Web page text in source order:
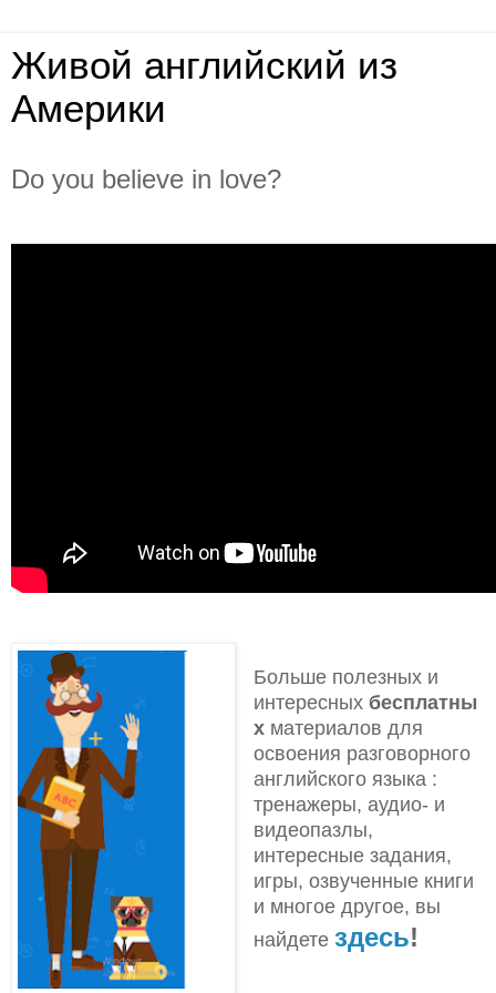
Живой английский из
Америки
Do you believe in love?
Больше полезных и
интересных бесплатны
хматериалов для
освоения разговорного
английского языка :
тренажеры, аудио- и
видеопазлы,
интересные задания,
игры, озвученные книги
и многое другое, вы
найдете здесь!